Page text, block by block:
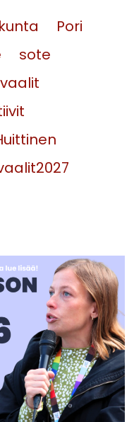
Pori
sote